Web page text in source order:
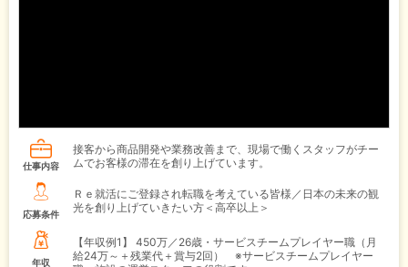
仕事内容
接客から商品開発や業務改善まで、現場で働くスタッフがチー
ムでお客様の滞在を創り上げています。
応募条件
Ｒｅ就活にご登録され転職を考えている皆様／日本の未来の観
光を創り上げていきたい方＜高卒以上＞
年収
【年収例1】
450万／26歳・サービスチームプレイヤー職（月
給24万～＋残業代＋賞与2回） ※サービスチームプレイヤー